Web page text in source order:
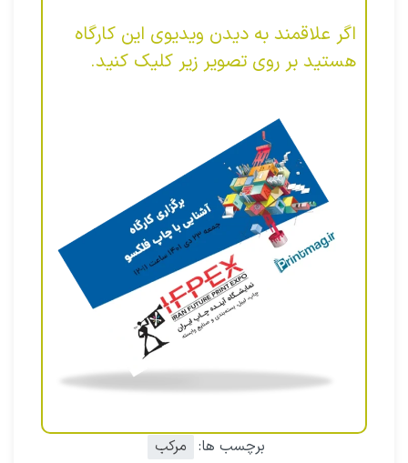
اگر علاقمند به دیدن ویدیوی این کارگاه
هستید بر روی تصویر زیر کلیک کنید.
برچسب ها: مرکب